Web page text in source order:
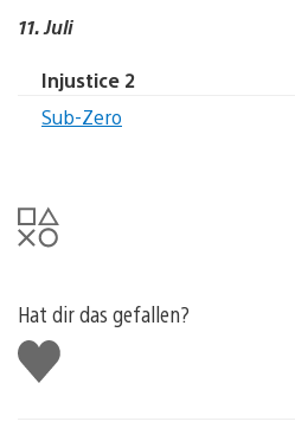
11. Juli
Injustice 2
Sub-Zero
Hat dir das gefallen?
Gefällt
mir